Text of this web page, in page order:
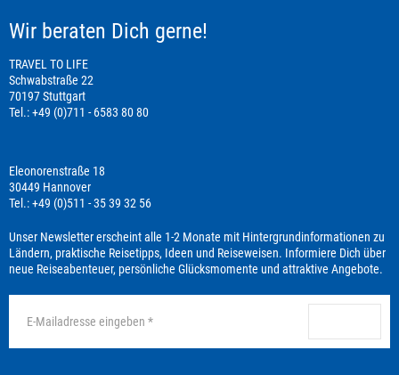
Wir beraten Dich gerne!
TRAVEL TO LIFE
Schwabstraße 22
70197 Stuttgart
Tel.: +49 (0)711 - 6583 80 80
Eleonorenstraße 18
30449 Hannover
Tel.: +49 (0)511 - 35 39 32 56
Unser Newsletter erscheint alle 1-2 Monate mit Hintergrundinformationen zu
Ländern, praktische Reisetipps, Ideen und Reiseweisen. Informiere Dich über
neue Reiseabenteuer, persönliche Glücksmomente und attraktive Angebote.